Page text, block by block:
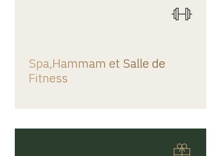
Spa,Hammam et Salle de
Fitness